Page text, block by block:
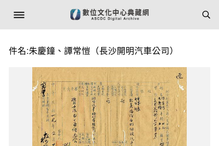
件名:朱慶鐘、譚常愷（長沙開明汽車公司）